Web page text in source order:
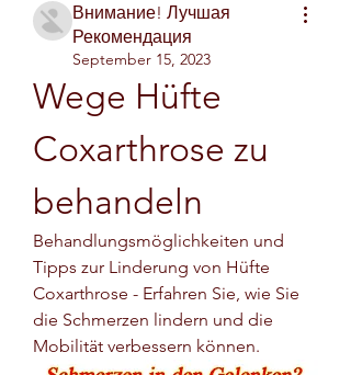
Внимание! Лучшая
Рекомендация
September 15, 2023
Wege Hüfte
Coxarthrose zu
behandeln
Behandlungsmöglichkeiten und
Tipps zur Linderung von Hüfte
Coxarthrose - Erfahren Sie, wie Sie
die Schmerzen lindern und die
Mobilität verbessern können.